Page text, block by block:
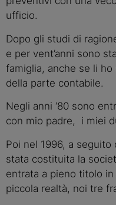
ufficio.
Dopo gli studi di
e per vent’anni sono
famiglia, anche se li
della parte contabile.
Negli anni ‘80 sono
con mio padre, i miei
Poi nel 1996, a
stata costituita la
entrata a pieno titolo
piccola realtà, noi tre